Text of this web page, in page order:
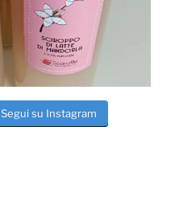
Segui su Instagram